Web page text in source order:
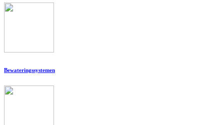
Bewateringssystemen